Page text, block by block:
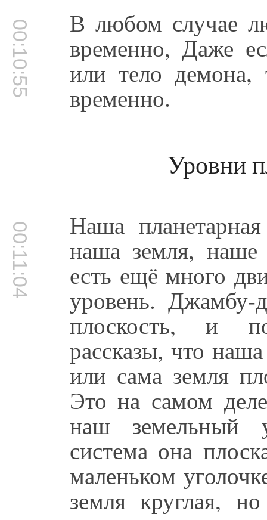
00:10:55 В любом случае
временно, Даже
или тело демона,
временно.
Уровни
00:11:04 Наша
наша земля, наше
есть ещё много
уровень. Джамбу-
плоскость, и
рассказы, что
или сама земля
Это на самом
наш земельный
система она
маленьком
земля круглая,